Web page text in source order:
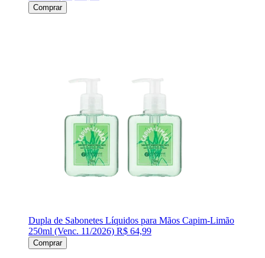
Comprar
Dupla de Sabonetes Líquidos para Mãos Capim-Limão
250ml (Venc. 11/2026) R$ 64,99
Comprar